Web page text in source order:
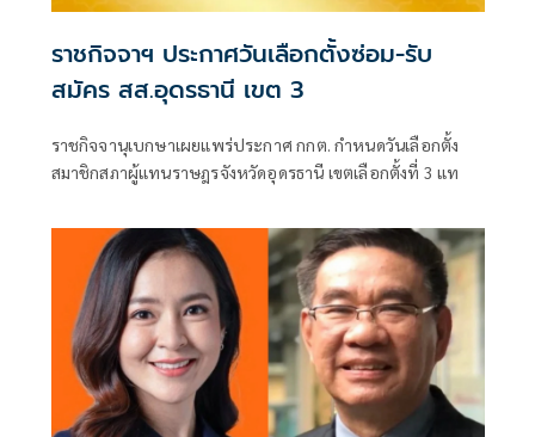
ราชกิจจาฯ ประกาศวันเลือกตั้งซ่อม-รับ
สมัคร สส.อุดรธานี เขต 3
ราชกิจจานุเบกษาเผยแพร่ประกาศ กกต. กำหนดวันเลือกตั้ง
สมาชิกสภาผู้แทนราษฎรจังหวัดอุดรธานี เขตเลือกตั้งที่ 3 แท